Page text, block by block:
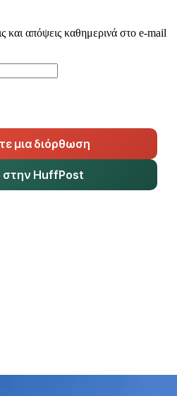
και απόψεις καθημερινά στο e-mail
μια διόρθωση
στην HuffPost